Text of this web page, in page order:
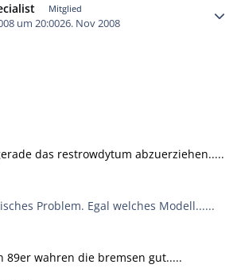
Mitglied
um 20:0026. Nov 2008
das restrowdytum abzuerziehen.....
Problem. Egal welches Modell......
89er wahren die bremsen gut.....